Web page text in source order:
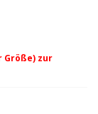
Größe) zur